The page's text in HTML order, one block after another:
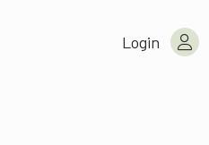
Login